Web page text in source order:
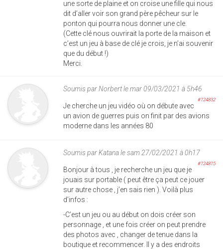
une sorte de plaine et on croise une fille qui nous
dit d’aller voir son grand père pêcheur sur le
ponton qui pourra nous donner une cle.
(Cette clé nous ouvrirait la porte de la maison et
c’est un jeu à base de clé je crois, je n’ai souvenir
que du début !)
Merci.
Soumis parNorbertle mar 09/03/2021 à 5h46
#124832
Je cherche un jeu vidéo où on débute avec
un avion de guerres puis on finit par des avions
moderne dans les années 80
Soumis parKatanale sam 27/02/2021 à 0h17
#124815
Bonjour à tous , je recherche un jeu que je
jouais sur portable ( peut être ça peut ce jouer
sur autre chose , j’en sais rien ). Voilà plus
d’infos :
-C’est un jeu ou au début on dois créer son
personnage , et une fois créer on peut prendre
des photos avec , changer de tenue dans la
boutique et recommencer. Il y a des endroits